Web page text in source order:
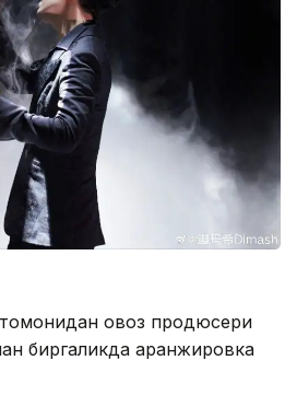
овоз продюсери
биргаликда аранжировка